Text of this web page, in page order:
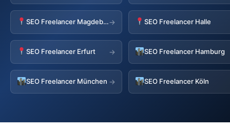
SEO Freelancer Magdeburg→ SEO Freelancer Halle
SEO Freelancer Erfurt → SEO Freelancer Hamburg
SEO Freelancer München → SEO Freelancer Köln